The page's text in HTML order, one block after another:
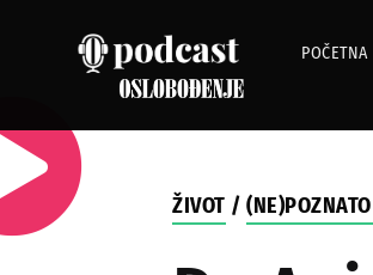
POČETNA
ŽIVOT /